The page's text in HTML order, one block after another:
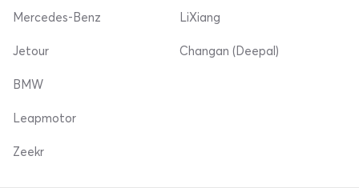
Mercedes-Benz
Jetour
LiXiang
Changan (Deepal)
BMW
Leapmotor
Zeekr